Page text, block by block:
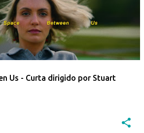
Us - Curta dirigido por Stuart